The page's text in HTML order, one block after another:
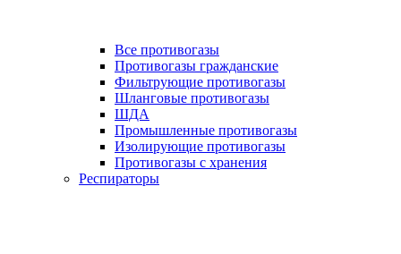
Все противогазы
Противогазы гражданские
Фильтрующие противогазы
Шланговые противогазы
ШДА
Промышленные противогазы
Изолирующие противогазы
Противогазы с хранения
Респираторы